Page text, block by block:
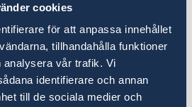
cookies
för att anpassa innehållet
tillhandahålla funktioner
vår trafik. Vi
identifierare och annan
till de sociala medier och
(officiellt), albanska (lag
ställning trädde i kraft
om inte officiellt, blir ett
serbokroatiska, turkiska